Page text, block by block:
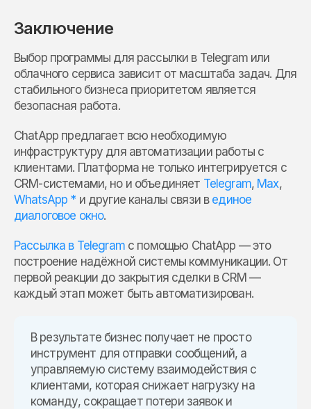
Заключение
Выбор программы для рассылки в Telegram или
облачного сервиса зависит от масштаба задач. Для
стабильного бизнеса приоритетом является
безопасная работа.
ChatApp предлагает всю необходимую
инфраструктуру для автоматизации работы с
клиентами. Платформа не только интегрируется с
CRM-системами, но и объединяет Telegram, Max,
WhatsApp * и другие каналы связи в единое
диалоговое окно.
Рассылка в Telegramс помощью ChatApp — это
построение надёжной системы коммуникации. От
первой реакции до закрытия сделки в CRM —
каждый этап может быть автоматизирован.
В результате бизнес получает не просто
инструмент для отправки сообщений, а
управляемую систему взаимодействия с
клиентами, которая снижает нагрузку на
команду, сокращает потери заявок и